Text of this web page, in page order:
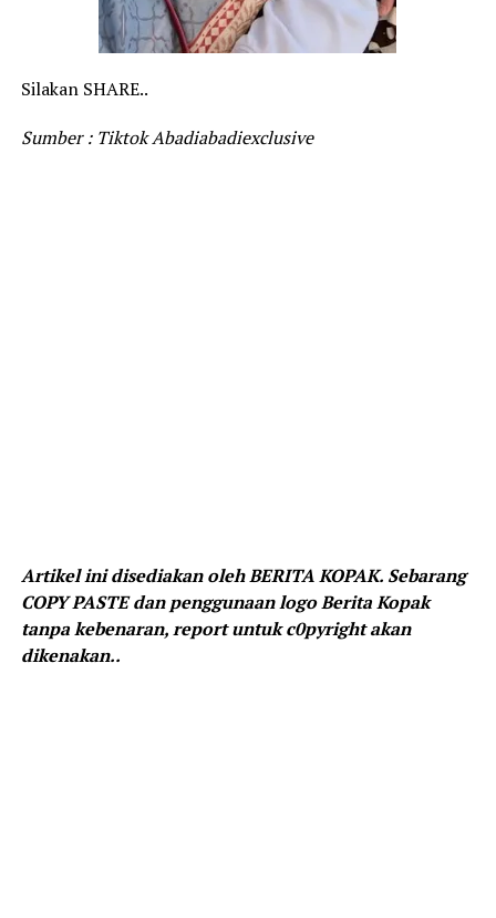
Silakan SHARE..
Sumber : Tiktok Abadiabadiexclusive
Artikel ini disediakan oleh BERITA KOPAK. Sebarang
COPY PASTE dan penggunaan logo Berita Kopak
tanpa kebenaran, report untuk c0pyright akan
dikenakan..